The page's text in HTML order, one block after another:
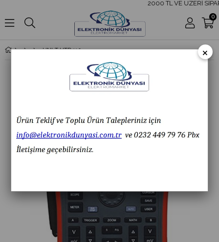
2000 TL VE ÜZERİ
0
UNI-T UTD 1102C El Tipi Osiloskop UTD1102C UTD-1102C ×